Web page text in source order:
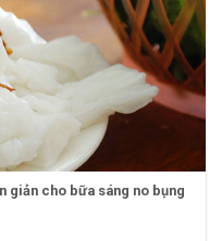
giản cho bữa sáng no bụng